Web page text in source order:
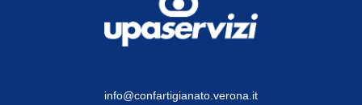
info@confartigianato.verona.it